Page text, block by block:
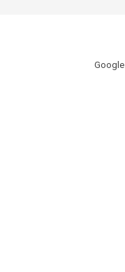
Google